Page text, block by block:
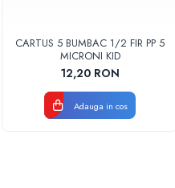
CARTUS 5 BUMBAC 1/2 FIR PP 5
MICRONI KID
12,20 RON
Adauga in cos